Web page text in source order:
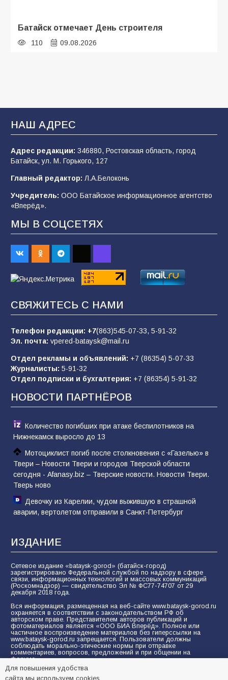
Батайск отмечает День строителя
110 09.08.2026
Батайским спортсменам вручили награды
«Слухи — не указ»: почему разговоры о
07.08.2026
Командовал боем до последнего: герой
Евгений Остапенко
В библиотеке имени М.Ю. Лермонтова
состоялось литературно-творческое
сказку, рисуем в красках»
65 07.08.2026
НАШ АДРЕС
Адрес редакции: 346880, Ростовская область, город
Батайск, ул. М. Горького, 127
Главный редактор: Л.А.Белоконь
Учредитель: ООО Батайское информационное агентство
«Вперёд».
МЫ В СОЦСЕТЯХ
СВЯЖИТЕСЬ С НАМИ
Телефон редакции: +7(863)545-07-33, 5-91-32
Эл. почта: vpered-bataysk@mail.ru
Отдел рекламы и объявлений: +7 (86354) 5-07-33
Журналисты: 5-91-32
Отдел подписки и бухгалтерия: +7 (86354) 5-91-32
НОВОСТИ ПАРТНЁРОВ
Количество погибших при атаке беспилотников на
Нижнекамск выросло до 13
Мотоциклист погиб после столкновения с «Газелью» в
Твери – Новости Твери и городов Тверской области
сегодня - Afanasy.biz – Тверские новости. Новости Твери.
Тверь ново
Девочку из Карелии, чудом выжившую в страшной
аварии, вертолетом отправили в Санкт-Петербург
ИЗДАНИЕ
Сетевое издание «bataysk-gorod» (батайск-город)
зарегистрировано Федеральной службой по надзору в сфере
связи, информационных технологий и массовых коммуникаций
(Роскомнадзор) — свидетельство Эл № ФС77-74707 от 29
декабря 2018 года.
Вся информация, размещенная на веб-сайте www.bataysk-gorod.ru
охраняется в соответствии с законодательством РФ об
авторском праве. Представителем авторов публикаций и
фотоматериалов является «ООО БИА Вперёд». Полное или
частичное воспроизведение материалов без гиперссылки на
www.bataysk-gorod.ru запрещается. Пользователи должны
соблюдать морально-этические нормы при отправке
комментариев, вопросов, предложений и при общении на
форуме.
Политика конфиденциальности и защиты информации
Для повышения удобства
сайта мы используем cookies